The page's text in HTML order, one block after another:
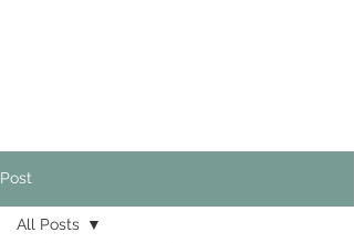
Post
All Posts